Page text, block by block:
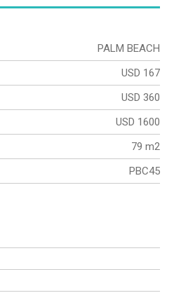
PALM BEACH
USD 167
USD 360
USD 1600
79 m2
PBC45